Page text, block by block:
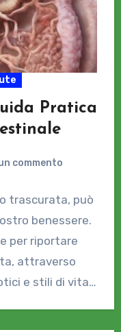
Pratica
commento
trascurata, può
benessere.
per riportare
attraverso
e stili di vita